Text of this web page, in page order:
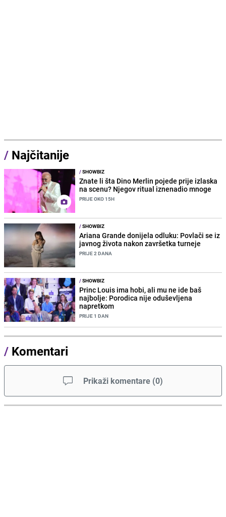
/ Najčitanije
/SHOWBIZ
Znate li šta Dino Merlin pojede prije izlaska
na scenu? Njegov ritual iznenadio mnoge
PRIJE OKO 15H
/SHOWBIZ
Ariana Grande donijela odluku: Povlači se iz
javnog života nakon završetka turneje
PRIJE 2 DANA
/SHOWBIZ
Princ Louis ima hobi, ali mu ne ide baš
najbolje: Porodica nije oduševljena
napretkom
PRIJE 1 DAN
/ Komentari
Prikaži komentare (0)